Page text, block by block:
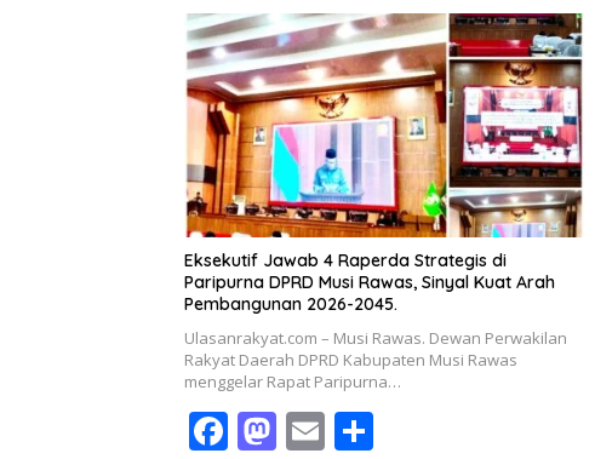
b
o
o
k
d
o
n
l e
Eksekutif Jawab 4 Raperda Strategis di
Paripurna DPRD Musi Rawas, Sinyal Kuat Arah
Pembangunan 2026-2045.
Ulasanrakyat.com – Musi Rawas. Dewan Perwakilan
Rakyat Daerah DPRD Kabupaten Musi Rawas
menggelar Rapat Paripurna…
F M E